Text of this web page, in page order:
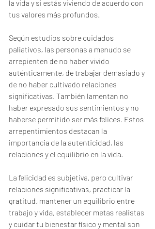
la vida y si estás viviendo de acuerdo con
tus valores más profundos.
Según estudios sobre cuidados
paliativos, las personas a menudo se
arrepienten de no haber vivido
auténticamente, de trabajar demasiado y
de no haber cultivado relaciones
significativas. También lamentan no
haber expresado sus sentimientos y no
haberse permitido ser más felices. Estos
arrepentimientos destacan la
importancia de la autenticidad, las
relaciones y el equilibrio en la vida.
La felicidad es subjetiva, pero cultivar
relaciones significativas, practicar la
gratitud, mantener un equilibrio entre
trabajo y vida, establecer metas realistas
y cuidar tu bienestar físico y mental son